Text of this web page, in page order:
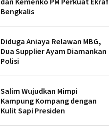
Bengkalis
Diduga Aniaya Relawan MBG,
Dua Supplier Ayam Diamankan
Polisi
Salim Wujudkan Mimpi
Kampung Kompang dengan
Kulit Sapi Presiden